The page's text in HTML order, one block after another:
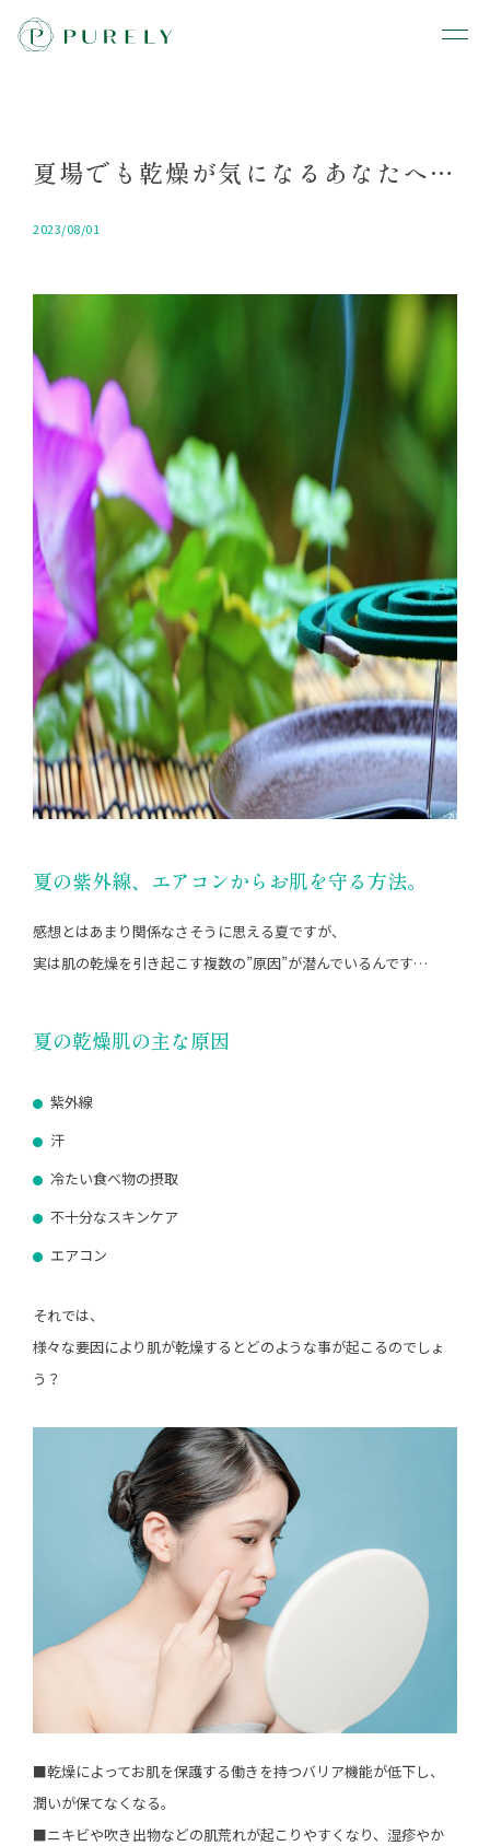
夏場でも乾燥が気になるあなたへ…
2023/08/01
夏の紫外線、エアコンからお肌を守る方法。
感想とはあまり関係なさそうに思える夏ですが、
実は肌の乾燥を引き起こす複数の”原因”が潜んでいるんです…
夏の乾燥肌の主な原因
紫外線
汗
冷たい食べ物の摂取
不十分なスキンケア
エアコン
それでは、
様々な要因により肌が乾燥するとどのような事が起こるのでしょ
う？
■乾燥によってお肌を保護する働きを持つバリア機能が低下し、
潤いが保てなくなる。
■ニキビや吹き出物などの肌荒れが起こりやすくなり、湿疹やか